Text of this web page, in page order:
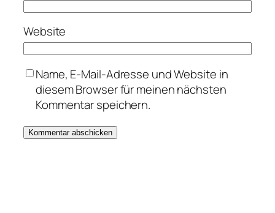
Website
Name, E-Mail-Adresse und Website in
diesem Browser für meinen nächsten
Kommentar speichern.